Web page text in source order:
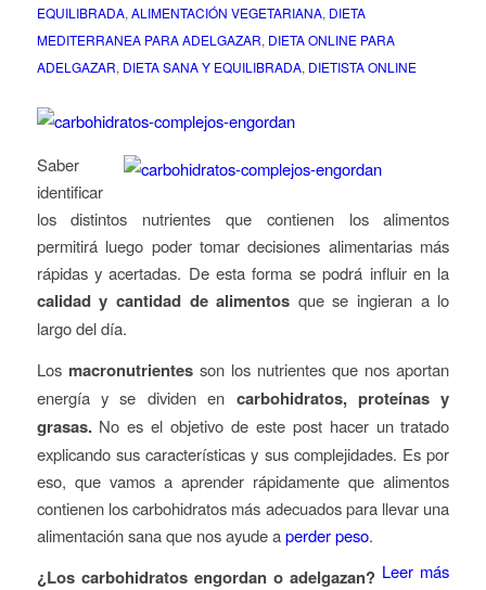
EQUILIBRADA, ALIMENTACIÓN VEGETARIANA, DIETA
MEDITERRANEA PARA ADELGAZAR, DIETA ONLINE PARA
ADELGAZAR, DIETA SANA Y EQUILIBRADA, DIETISTA ONLINE
Saber
identificar
los distintos nutrientes que contienen los alimentos
permitirá luego poder tomar decisiones alimentarias más
rápidas y acertadas. De esta forma se podrá influir en la
calidad y cantidad de alimentos que se ingieran a lo
largo del día.
Los macronutrientesson los nutrientes que nos aportan
energía y se dividen en carbohidratos, proteínas y
grasas.No es el objetivo de este post hacer un tratado
explicando sus características y sus complejidades. Es por
eso, que vamos a aprender rápidamente que alimentos
contienen los carbohidratos más adecuados para llevar una
alimentación sana que nos ayude aperder peso.
¿Los carbohidratos engordan o adelgazan? Leer más